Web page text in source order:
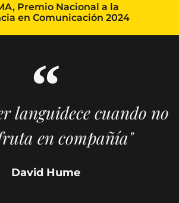
Premio Nacional a la
en Comunicación 2024
languidece cuando no
en compañía"
David Hume